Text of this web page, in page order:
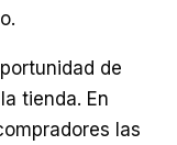
de
tienda. En
las